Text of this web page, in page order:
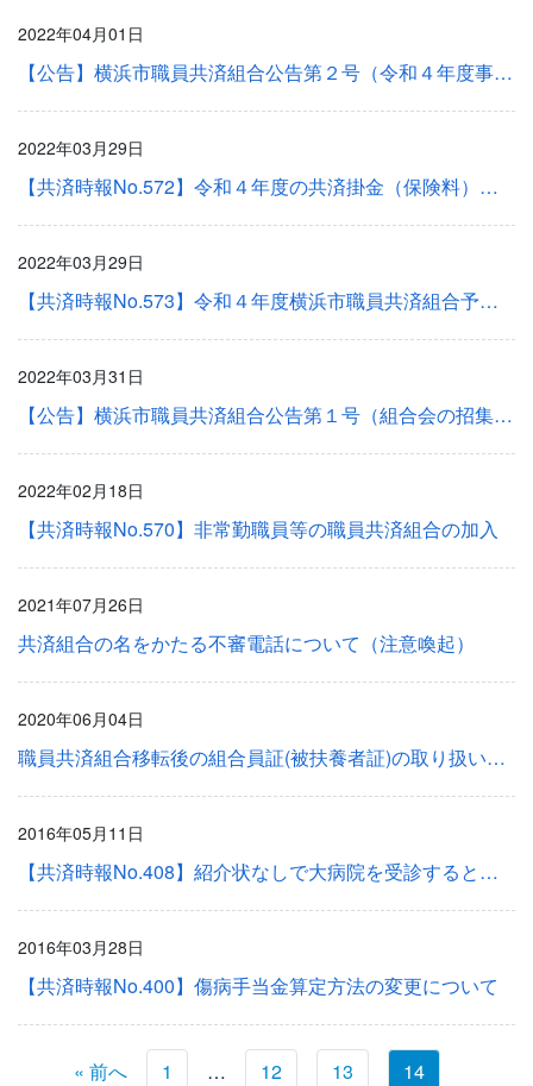
2022年04月01日
【公告】横浜市職員共済組合公告第２号（令和４年度事業計画及び予算）
2022年03月29日
【共済時報No.572】令和４年度の共済掛金（保険料）率について
2022年03月29日
【共済時報No.573】令和４年度横浜市職員共済組合予算概況
2022年03月31日
【公告】横浜市職員共済組合公告第１号（組合会の招集 令和4年2月28日掲示済）
2022年02月18日
【共済時報No.570】非常勤職員等の職員共済組合の加入
2021年07月26日
共済組合の名をかたる不審電話について（注意喚起）
2020年06月04日
職員共済組合移転後の組合員証(被扶養者証)の取り扱いについて
2016年05月11日
【共済時報No.408】紹介状なしで大病院を受診すると自己負担額が大幅アップ
2016年03月28日
【共済時報No.400】傷病手当金算定方法の変更について
« 前へ 1 … 12 13 14